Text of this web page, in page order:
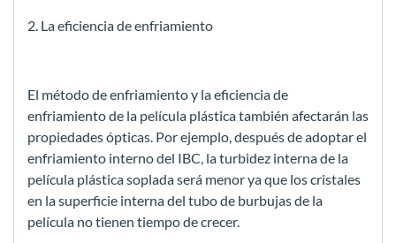
2. La eficiencia de enfriamiento
El método de enfriamiento y la eficiencia de
enfriamiento de la película plástica también afectarán las
propiedades ópticas. Por ejemplo, después de adoptar el
enfriamiento interno del IBC, la turbidez interna de la
película plástica soplada será menor ya que los cristales
en la superficie interna del tubo de burbujas de la
película no tienen tiempo de crecer.